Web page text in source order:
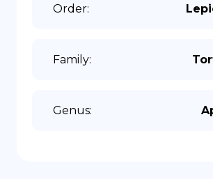
Order:
Family:
Genus: